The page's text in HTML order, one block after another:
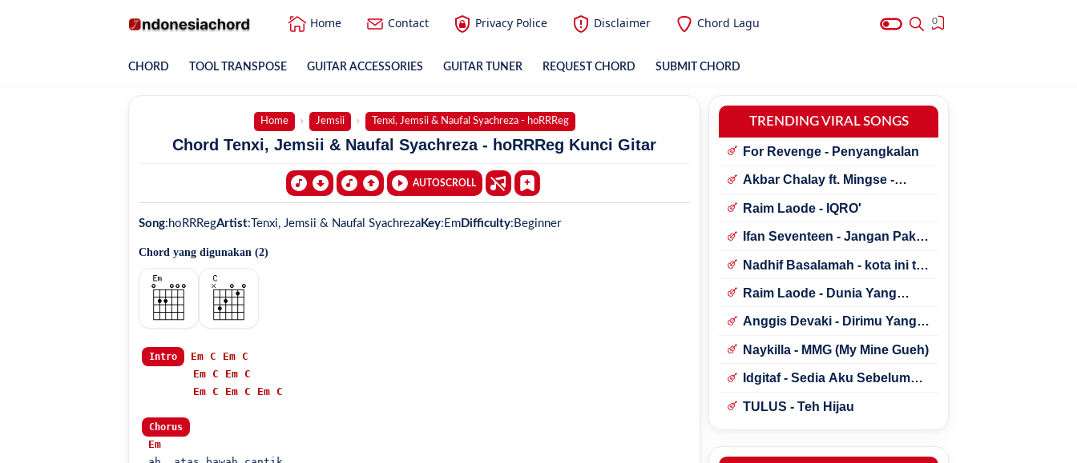
Home Contact Privacy Police Disclaimer Chord Lagu 0
CHORD TOOL TRANSPOSE GUITAR ACCESSORIES GUITAR TUNER REQUEST CHORD SUBMIT CHORD
Home Jemsii Tenxi, Jemsii & Naufal Syachreza - hoRRReg
Chord Tenxi, Jemsii & Naufal Syachreza - hoRRReg Kunci Gitar
AUTOSCROLL
Song: hoRRRegArtist: Tenxi, Jemsii & Naufal Syachreza Key: Em Difficulty: Beginner
Chord yang digunakan (2)
Intro Em C Em C
Em C Em C
Em C Em C Em C
Chorus
Em
TRENDING VIRAL SONGS
For Revenge - Penyangkalan
Akbar Chalay ft. Mingse -
Raim Laode - IQRO'
Ifan Seventeen - Jangan Paksa
Nadhif Basalamah - kota ini tak
Raim Laode - Dunia Yang
Anggis Devaki - Dirimu Yang
Naykilla - MMG (My Mine Gueh)
Idgitaf - Sedia Aku Sebelum
TULUS - Teh Hijau